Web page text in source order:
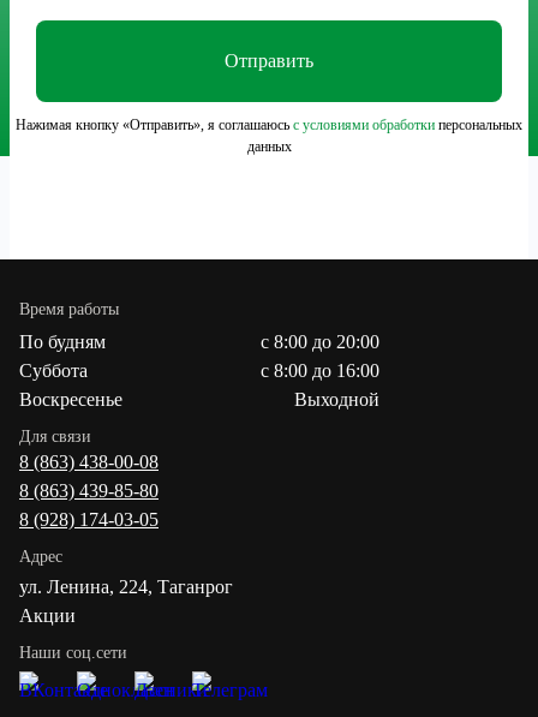
Нажимая кнопку «Отправить», я соглашаюсь с условиями обработки персональных
данных
Время работы
По будням
с 8:00 до 20:00
Суббота
с 8:00 до 16:00
Воскресенье
Выходной
Для связи
8 (863) 438-00-08
8 (863) 439-85-80
8 (928) 174-03-05
Адрес
ул. Ленина, 224, Таганрог
Акции
Наши соц.сети